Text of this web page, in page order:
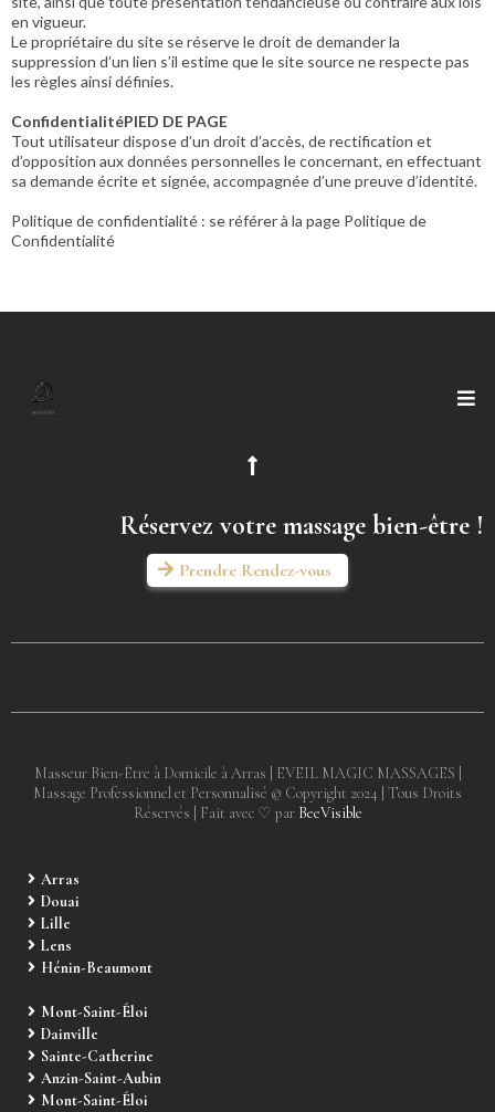
en vigueur.
Le propriétaire du site se réserve le droit de demander la
suppression d’un lien s’il estime que le site source ne respecte pas
les règles ainsi définies.
ConfidentialitéPIED DE PAGE
Tout utilisateur dispose d’un droit d’accès, de rectification et
d’opposition aux données personnelles le concernant, en effectuant
sa demande écrite et signée, accompagnée d’une preuve d’identité.
Politique de confidentialité : se référer à la page Politique de
Confidentialité
Réservez votre massage bien-être !
Prendre Rendez-vous
Masseur Bien-Être à Domicile à Arras | EVEIL MAGIC MASSAGES |
Massage Professionnel et Personnalisé © Copyright 2024 | Tous Droits
Réservés | Fait avec ♡ par BeeVisible
Arras
Douai
Lille
Lens
Hénin-Beaumont
Mont-Saint-Éloi
Dainville
Sainte-Catherine
Anzin-Saint-Aubin
Mont-Saint-Éloi